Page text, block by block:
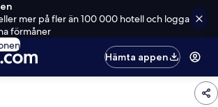
mer på fler än 100 000 hotell och logga
förmåner
Hämta appen